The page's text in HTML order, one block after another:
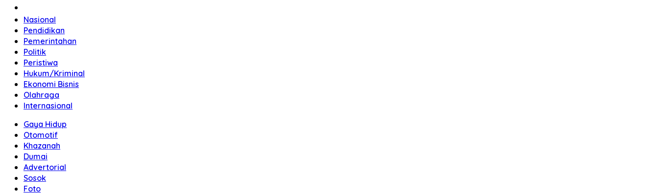
Nasional
Pendidikan
Pemerintahan
Politik
Peristiwa
Hukum/Kriminal
Ekonomi Bisnis
Olahraga
Internasional
Gaya Hidup
Otomotif
Khazanah
Dumai
Advertorial
Sosok
Foto